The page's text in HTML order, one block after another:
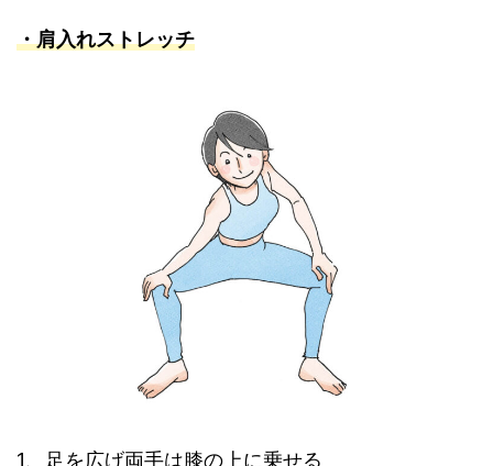
・肩入れストレッチ
1、足を広げ両手は膝の上に乗せる